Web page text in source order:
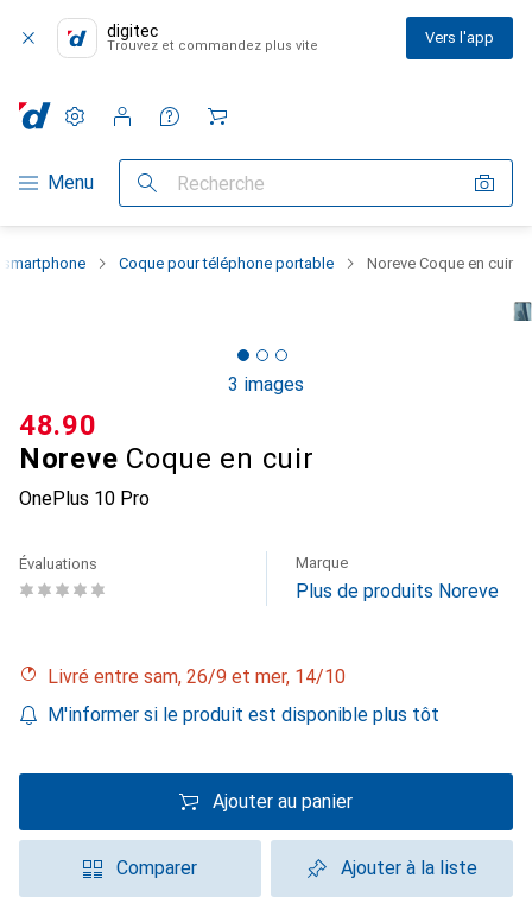
digitec
Trouvez et commandez plus vite Vers l'app
Navigation par catégorie
Menu Recherche
Paramètres
Compte client
Listes de comparaison
Listes d'envies
Panier
Coque pour téléphone portable Noreve Coque en cuir
3 images
Noreve Coque en cuir
OnePlus 10 Pro
CHF
48.90
Évaluations Marque
Plus de produits Noreve
Livré entre sam, 26/9 et mer, 14/10
M'informer si le produit est disponible plus tôt
Ajouter au panier
Comparer Ajouter à la liste